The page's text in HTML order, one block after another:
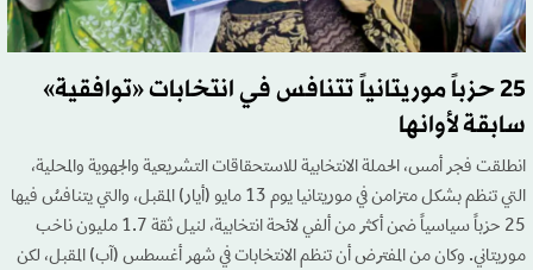
25 حزباً موريتانياً تتنافس في انتخابات «توافقية»
سابقة لأوانها
انطلقت فجر أمس، الحملة الانتخابية للاستحقاقات التشريعية والجهوية والمحلية،
التي تنظم بشكل متزامن في موريتانيا يوم 13 مايو (أيار) المقبل، والتي يتنافسُ فيها
25 حزباً سياسياً ضمن أكثر من ألفي لائحة انتخابية، لنيل ثقة 1.7 مليون ناخب
موريتاني. وكان من المفترض أن تنظم الانتخابات في شهر أغسطس (آب) المقبل، لكن